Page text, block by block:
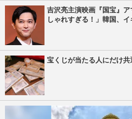
吉沢亮主演映画『国宝』
しゃれすぎる！」韓国、
宝くじが当たる人にだけ共